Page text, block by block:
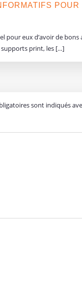
pour eux d’avoir de
supports print, les […]
sont indiqués